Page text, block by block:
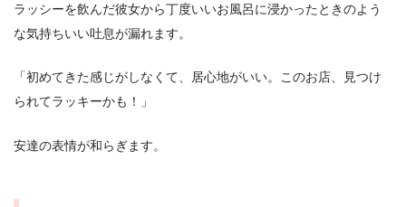
ラッシーを飲んだ彼女から丁度いいお風呂に浸かったときのよう
な気持ちいい吐息が漏れます。
「初めてきた感じがしなくて、居心地がいい。このお店、見つけ
られてラッキーかも！」
安達の表情が和らぎます。